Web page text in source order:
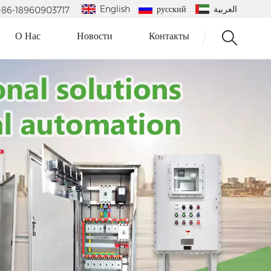
English русский العربية 18960903717
О Нас Новости Контакты